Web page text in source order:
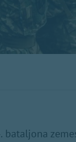
bataljona